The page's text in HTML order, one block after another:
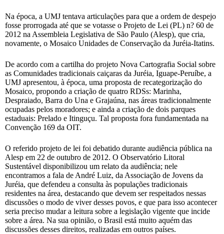
Na época, a UMJ tentava articulações para que a ordem de despejo
fosse prorrogada até que se votasse o Projeto de Lei (PL) n? 60 de
2012 na Assembleia Legislativa de São Paulo (Alesp), que cria,
novamente, o Mosaico Unidades de Conservação da Juréia-Itatins.
De acordo com a cartilha do projeto Nova Cartografia Social sobre
as Comunidades tradicionais caiçaras da Juréia, Iguape-Peruíbe, a
UMJ apresentou, à época, uma proposta de recategorização do
Mosaico, propondo a criação de quatro RDSs: Marinha,
Despraiado, Barra do Una e Grajaúna, nas áreas tradicionalmente
ocupadas pelos moradores; e ainda a criação de dois parques
estaduais: Prelado e Itinguçu. Tal proposta fora fundamentada na
Convenção 169 da OIT.
O referido projeto de lei foi debatido durante audiência pública na
Alesp em 22 de outubro de 2012. O Observatório Litoral
Sustentável disponibilizou um relato da audiência; nele
encontramos a fala de André Luiz, da Associação de Jovens da
Juréia, que defendeu a consulta às populações tradicionais
residentes na área, destacando que devem ser respeitados nessas
discussões o modo de viver desses povos, e que para isso acontecer
seria preciso mudar a leitura sobre a legislação vigente que incide
sobre a área. Na sua opinião, o Brasil está muito aquém das
discussões desses direitos, realizadas em outros países.